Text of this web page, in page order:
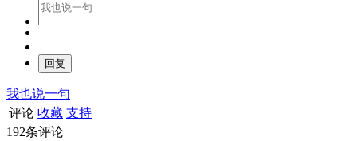
我也说一句
评论 收藏 支持
192条评论